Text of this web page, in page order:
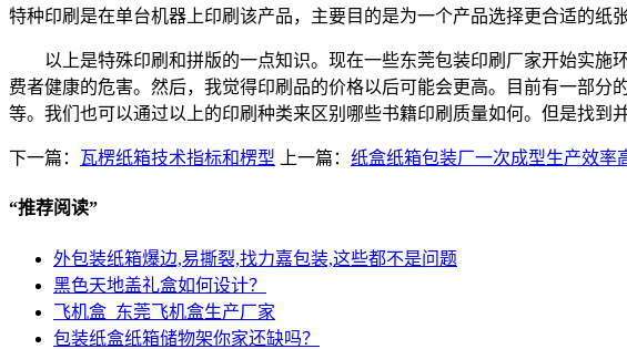
特种印刷是在单台机器上印刷该产品，主要目的是为一个产品选择更合适的纸
以上是特殊印刷和拼版的一点知识。现在一些东莞包装印刷厂家开始实
费者健康的危害。然后，我觉得印刷品的价格以后可能会更高。目前有一部
等。我们也可以通过以上的印刷种类来区别哪些书籍印刷质量如何。但是找到
下一篇： 瓦楞纸箱技术指标和楞型 上一篇： 纸盒纸箱包装厂一次成型生产效率
“推荐阅读”
外包装纸箱爆边,易撕裂,找力嘉包装,这些都不是问题
黑色天地盖礼盒如何设计？
飞机盒_东莞飞机盒生产厂家
包装纸盒纸箱储物架你家还缺吗？